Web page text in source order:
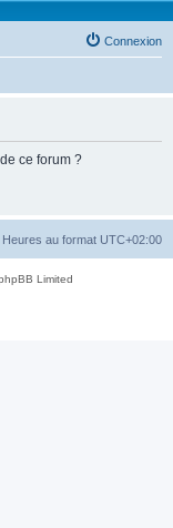
Connexion
ce forum ?
Heures au format UTC+02:00
Limited